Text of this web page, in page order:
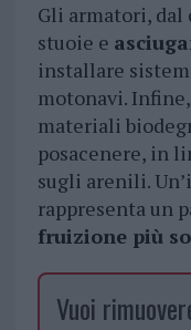
Gli armatori, dal
stuoie e
installare
motonavi.
materiali
posacenere, in
sugli arenili.
rappresenta un
fruizione più
Vuoi